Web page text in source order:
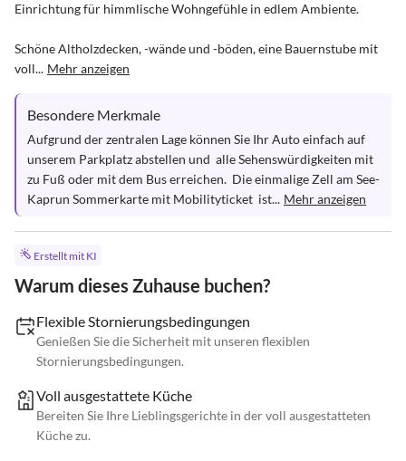
Einrichtung für himmlische Wohngefühle in edlem Ambiente.
Schöne Altholzdecken, -wände und -böden, eine Bauernstube mit
voll... Mehr anzeigen
Besondere Merkmale
Aufgrund der zentralen Lage können Sie Ihr Auto einfach auf
unserem Parkplatz abstellen und  alle Sehenswürdigkeiten mit
zu Fuß oder mit dem Bus erreichen.  Die einmalige Zell am See-
Kaprun Sommerkarte mit Mobilityticket  ist... Mehr anzeigen
Erstellt mit KI
Warum dieses Zuhause buchen?
Flexible Stornierungsbedingungen
Genießen Sie die Sicherheit mit unseren flexiblen
Stornierungsbedingungen.
Voll ausgestattete Küche
Bereiten Sie Ihre Lieblingsgerichte in der voll ausgestatteten
Küche zu.